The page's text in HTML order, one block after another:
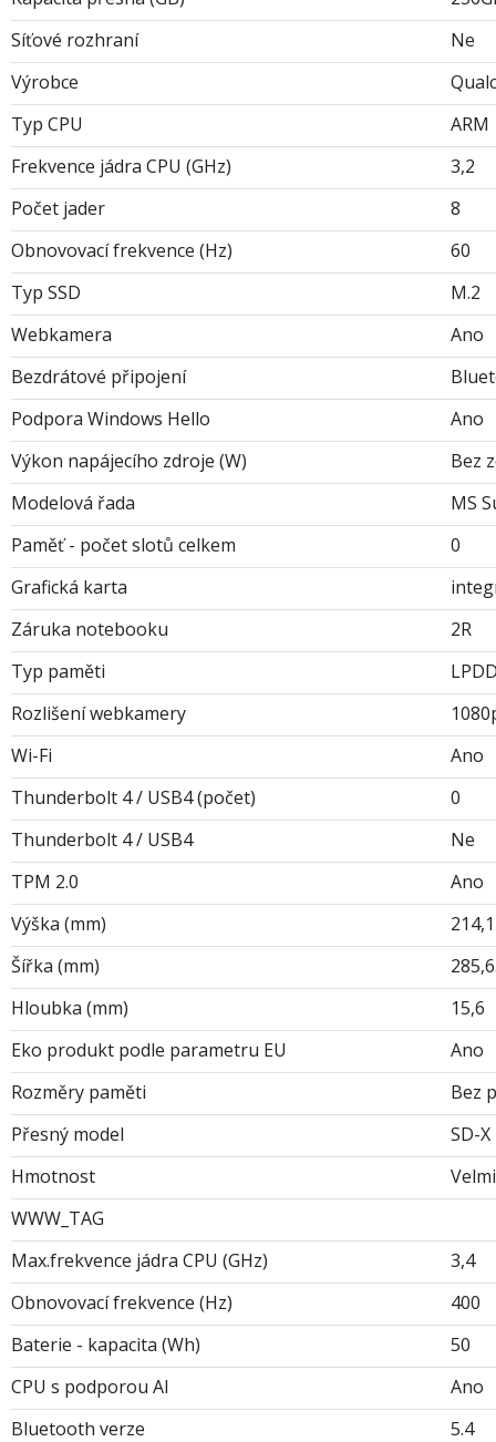
Síťové rozhraní
Ne
Výrobce
Typ CPU
ARM
Frekvence jádra CPU (GHz)
3,2
Počet jader
8
Obnovovací frekvence (Hz)
60
Typ SSD
M.2
Webkamera
Ano
Bezdrátové připojení
Podpora Windows Hello
Ano
Výkon napájecího zdroje (W)
Bez
Modelová řada
MS
Paměť - počet slotů celkem
0
Grafická karta
Záruka notebooku
2R
Typ paměti
Rozlišení webkamery
Wi-Fi
Ano
Thunderbolt 4 / USB4 (počet)
0
Thunderbolt 4 / USB4
Ne
TPM 2.0
Ano
Výška (mm)
Šířka (mm)
Hloubka (mm)
15,6
Eko produkt podle parametru EU
Ano
Rozměry paměti
Bez
Přesný model
SD-
Hmotnost
WWW_TAG
Max.frekvence jádra CPU (GHz)
3,4
Obnovovací frekvence (Hz)
400
Baterie - kapacita (Wh)
50
CPU s podporou AI
Ano
Bluetooth verze
5.4